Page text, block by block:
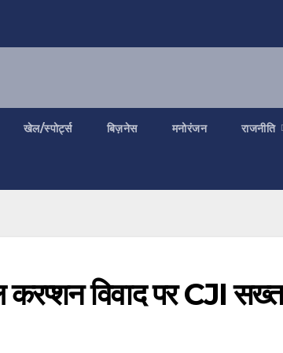
खेल/स्पोर्ट्स बिज़नेस मनोरंजन राजनीति
विवाद पर CJI सख्त